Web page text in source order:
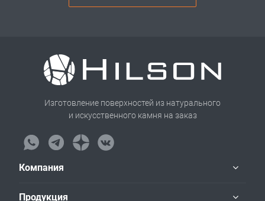
Изготовление поверхностей из натурального
и искусственного камня на заказ
Компания
Продукция